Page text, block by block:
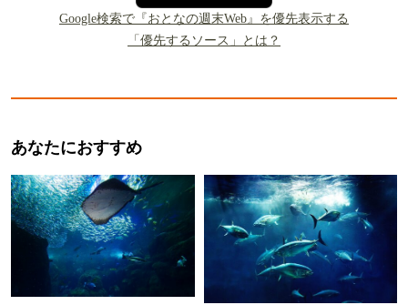
Google検索で『おとなの週末Web』を優先表示する
「優先するソース」とは？
あなたにおすすめ